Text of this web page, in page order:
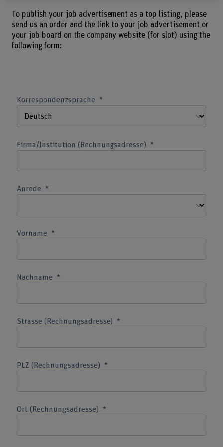
To publish your job advertisement as a top listing, please
send us an order and the link to your job advertisement or
your job board on the company website (for slot) using the
following form:
Korrespondenzsprache
Firma/Institution (Rechnungsadresse)
Anrede
Vorname
Nachname
Strasse (Rechnungsadresse)
PLZ (Rechnungsadresse)
Ort (Rechnungsadresse)